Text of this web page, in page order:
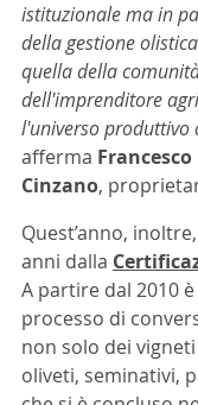
istituzionale ma in
della gestione
quella della
dell'imprenditore
l'universo produttivo
afferma
Cinzano,
Quest’anno,
anni dalla
A partire dal 2010
processo di
non solo dei
oliveti, seminativi,